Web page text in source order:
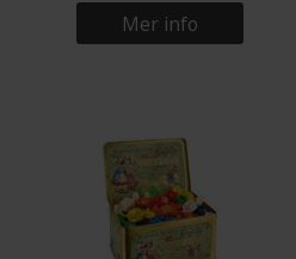
Mer info